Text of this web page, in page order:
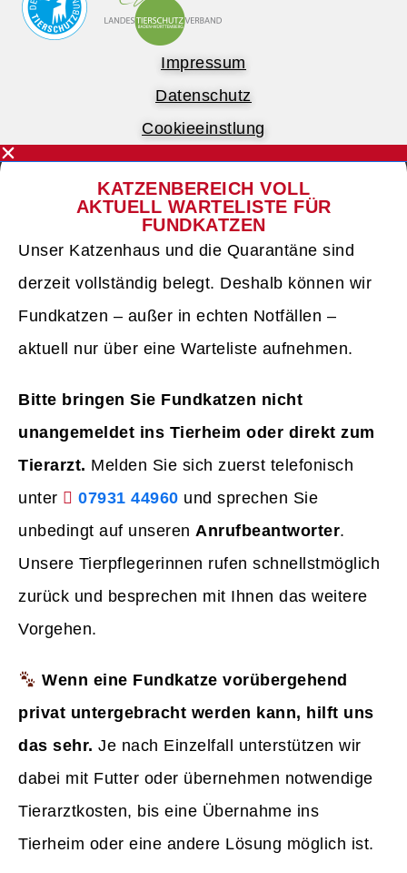
Impressum
Datenschutz
Cookieeinstlung
KATZENBEREICH VOLL
AKTUELL WARTELISTE FÜR
FUNDKATZEN
Unser Katzenhaus und die Quarantäne sind
derzeit vollständig belegt. Deshalb können wir
Fundkatzen – außer in echten Notfällen –
aktuell nur über eine Warteliste aufnehmen.
Bitte bringen Sie Fundkatzen nicht
unangemeldet ins Tierheim oder direkt zum
Tierarzt. Melden Sie sich zuerst telefonisch
unter
07931 44960 und sprechen Sie
unbedingt auf unseren Anrufbeantworter.
Unsere Tierpflegerinnen rufen schnellstmöglich
zurück und besprechen mit Ihnen das weitere
Vorgehen.
Wenn eine Fundkatze vorübergehend
privat untergebracht werden kann, hilft uns
das sehr. Je nach Einzelfall unterstützen wir
dabei mit Futter oder übernehmen notwendige
Tierarztkosten, bis eine Übernahme ins
Tierheim oder eine andere Lösung möglich ist.